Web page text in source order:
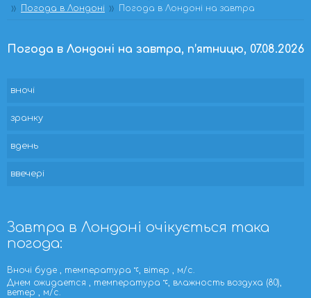
Погода в Лондоні
Погода в Лондоні на завтра
Погода в Лондоні на завтра, п’ятницю, 07.08.2026
вночі
зранку
вдень
ввечері
Завтра в Лондоні очікується така
погода:
Вночі буде , температура
, вітер , м/с.
Днем ожидается , температура
, влажность воздуха (80),
ветер , м/с.